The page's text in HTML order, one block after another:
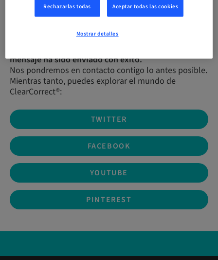
¡Gracias!
mensaje ha sido enviado con éxito.
Nos pondremos en contacto contigo lo antes posible.
Mientras tanto, puedes explorar el mundo de
ClearCorrect®:
TWITTER
FACEBOOK
YOUTUBE
PINTEREST
Rechazarlas todas Aceptar todas las cookies
Mostrar detalles